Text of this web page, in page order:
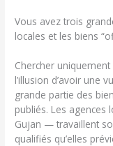
Vous avez trois
locales et les biens
Chercher
l’illusion d’avoir une
grande partie des
publiés. Les
Gujan — travaillent
qualifiés qu’elles